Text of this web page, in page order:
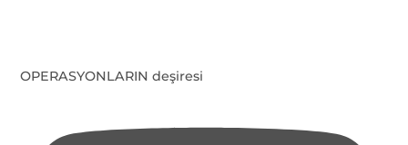
OPERASYONLARIN deşiresi